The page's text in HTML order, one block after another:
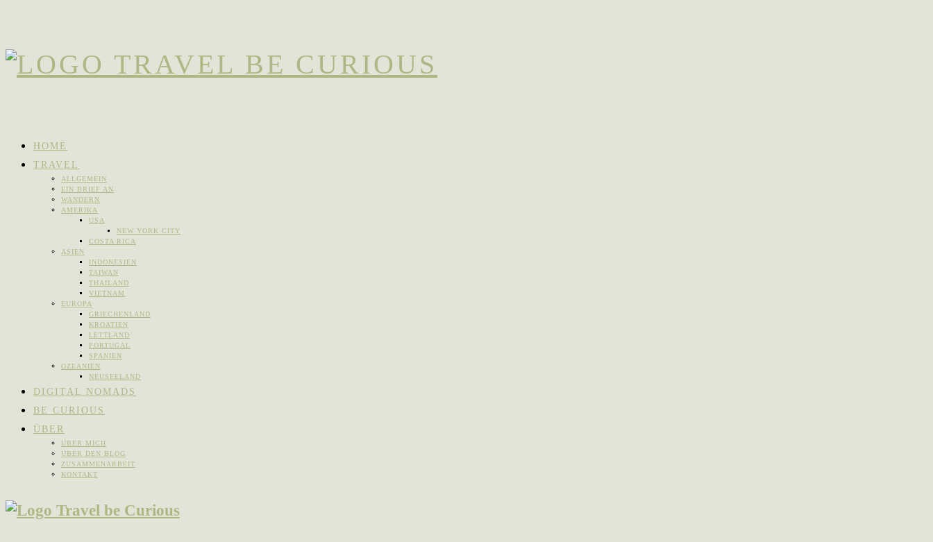
HOME
TRAVEL
ALLGEMEIN
EIN BRIEF AN
WANDERN
AMERIKA
USA
NEW YORK CITY
COSTA RICA
ASIEN
INDONESIEN
TAIWAN
THAILAND
VIETNAM
EUROPA
GRIECHENLAND
KROATIEN
LETTLAND
PORTUGAL
SPANIEN
OZEANIEN
NEUSEELAND
DIGITAL NOMADS
BE CURIOUS
ÜBER
ÜBER MICH
ÜBER DEN BLOG
ZUSAMMENARBEIT
KONTAKT